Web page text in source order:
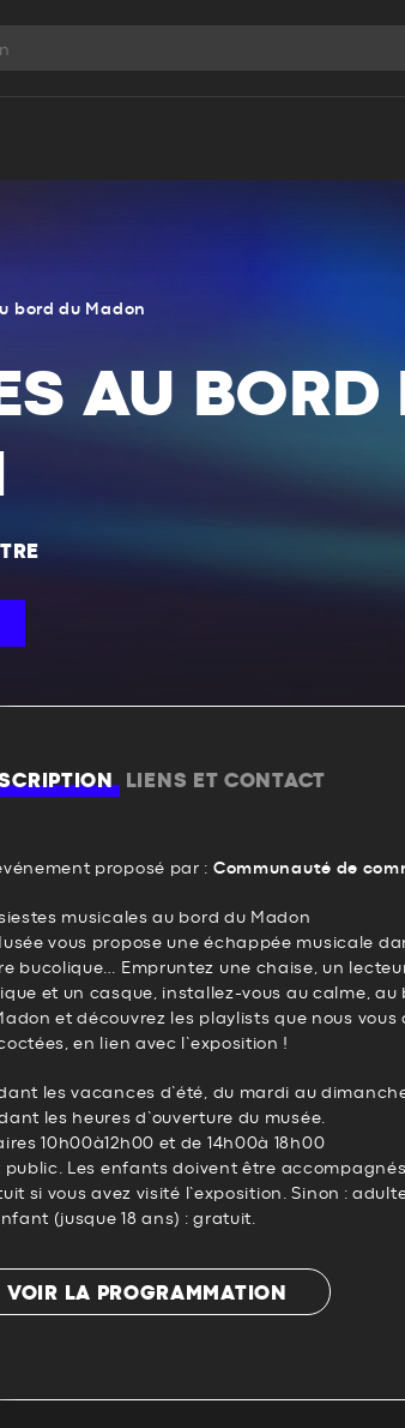
bord du Madon
AU BORD
LIENS ET CONTACT
proposé par : Communauté de
musicales au bord du Madon
vous propose une échappée musicale
bucolique… Empruntez une chaise, un
et un casque, installez-vous au calme, au
et découvrez les playlists que nous vous
en lien avec l’exposition !
les vacances d’été, du mardi au
les heures d’ouverture du musée.
10h00à12h00 et de 14h00à 18h00
public. Les enfants doivent être
si vous avez visité l’exposition. Sinon :
(jusque 18 ans) : gratuit.
VOIR LA PROGRAMMATION